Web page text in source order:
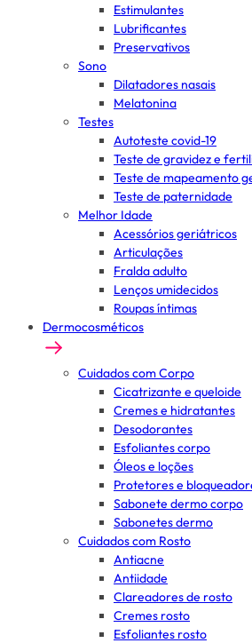
Estimulantes
Lubrificantes
Preservativos
Sono
Dilatadores nasais
Melatonina
Testes
Autoteste covid-19
Teste de gravidez e
Teste de mapeamento
Teste de paternidade
Melhor Idade
Acessórios geriátricos
Articulações
Fralda adulto
Lenços umidecidos
Roupas íntimas
Dermocosméticos
Cuidados com Corpo
Cicatrizante e queloide
Cremes e hidratantes
Desodorantes
Esfoliantes corpo
Óleos e loções
Protetores e
Sabonete dermo corpo
Sabonetes dermo
Cuidados com Rosto
Antiacne
Antiidade
Clareadores de rosto
Cremes rosto
Esfoliantes rosto